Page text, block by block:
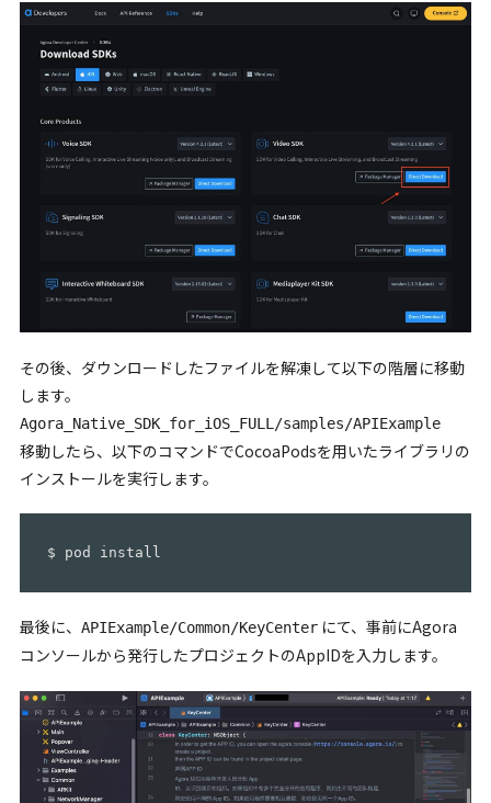
その後、ダウンロードしたファイルを解凍して以下の階層に移動
します。
Agora_Native_SDK_for_iOS_FULL/samples/APIExample
移動したら、以下のコマンドでCocoaPodsを用いたライブラリの
インストールを実行します。
$ pod install
最後に、 APIExample/Common/KeyCenterにて、事前にAgora
コンソールから発行したプロジェクトのAppIDを入力します。